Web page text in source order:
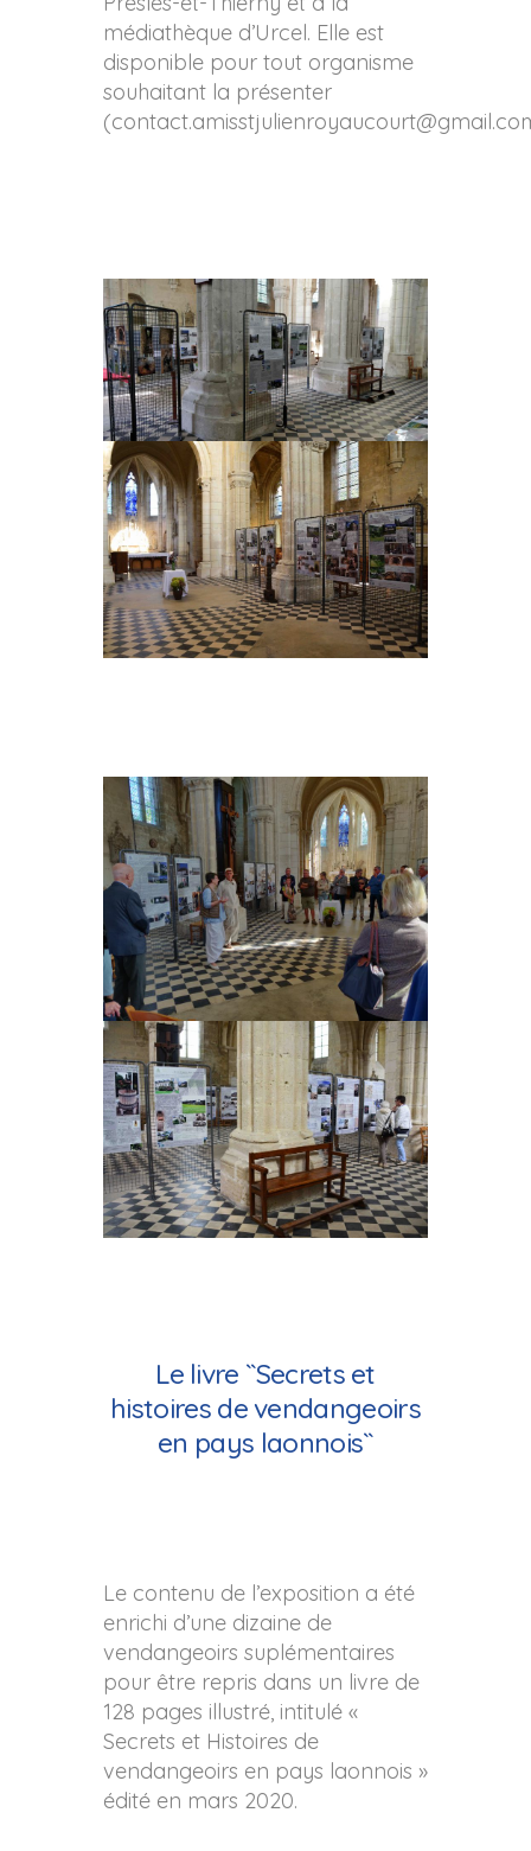
médiathèque d’Urcel. Elle est
disponible pour tout organisme
souhaitant la présenter
Le livre ``Secrets et
histoires de vendangeoirs
en pays laonnois``
Le contenu de l’exposition a été
enrichi d’une dizaine de
vendangeoirs suplémentaires
pour être repris dans un livre de
128 pages illustré, intitulé «
Secrets et Histoires de
vendangeoirs en pays laonnois »
édité en mars 2020.